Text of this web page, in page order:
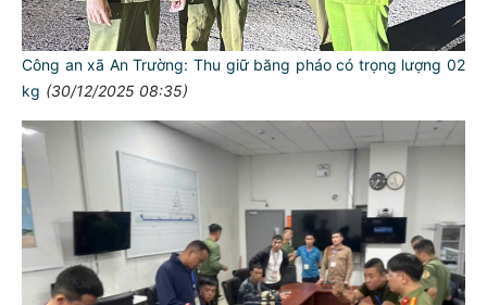
Công an xã An Trường: Thu giữ băng pháo có trọng lượng 02
kg (30/12/2025 08:35)